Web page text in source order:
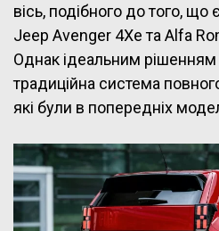
вісь, подібного до того, що
Jeep Avenger 4Xe та Alfa
Однак ідеальним рішенням
традиційна система
які були в попередніх